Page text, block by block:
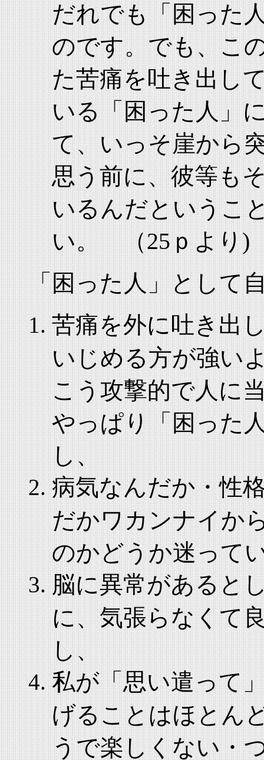
だれでも「困った
のです。でも、こ
た苦痛を吐き出し
いる「困った人」
て、いっそ崖から
思う前に、彼等も
いるんだというこ
い。 （25ｐより)
「困った人」として
苦痛を外に吐き出
いじめる方が強い
こう攻撃的で人に
やっぱり「困った
し、
病気なんだか・性
だかワカンナイか
のかどうか迷って
脳に異常があると
に、気張らなくて
し、
私が「思い遣って
げることはほとん
うで楽しくない・